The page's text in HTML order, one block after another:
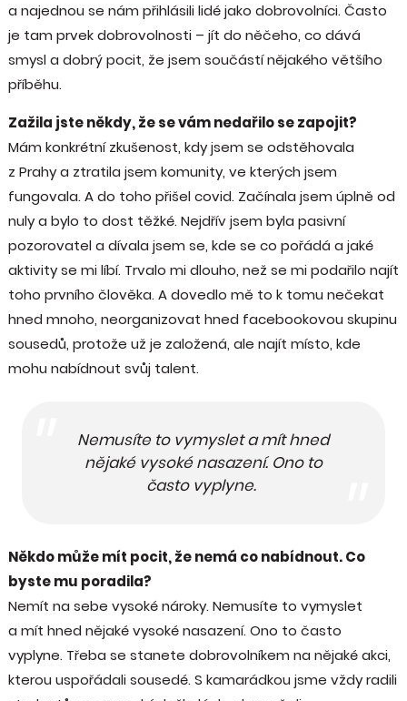
a najednou se nám přihlásili lidé jako dobrovolníci. Často
je tam prvek dobrovolnosti – jít do něčeho, co dává
smysl a dobrý pocit, že jsem součástí nějakého většího
příběhu.
Zažila jste někdy, že se vám nedařilo se zapojit?
Mám konkrétní zkušenost, kdy jsem se odstěhovala
z Prahy a ztratila jsem komunity, ve kterých jsem
fungovala. A do toho přišel covid. Začínala jsem úplně od
nuly a bylo to dost těžké. Nejdřív jsem byla pasivní
pozorovatel a dívala jsem se, kde se co pořádá a jaké
aktivity se mi líbí. Trvalo mi dlouho, než se mi podařilo najít
toho prvního člověka. A dovedlo mě to k tomu nečekat
hned mnoho, neorganizovat hned facebookovou skupinu
sousedů, protože už je založená, ale najít místo, kde
mohu nabídnout svůj talent.
Nemusíte to vymyslet a mít hned
nějaké vysoké nasazení. Ono to
často vyplyne.
Někdo může mít pocit, že nemá co nabídnout. Co
byste mu poradila?
Nemít na sebe vysoké nároky. Nemusíte to vymyslet
a mít hned nějaké vysoké nasazení. Ono to často
vyplyne. Třeba se stanete dobrovolníkem na nějaké akci,
kterou uspořádali sousedé. S kamarádkou jsme vždy radili